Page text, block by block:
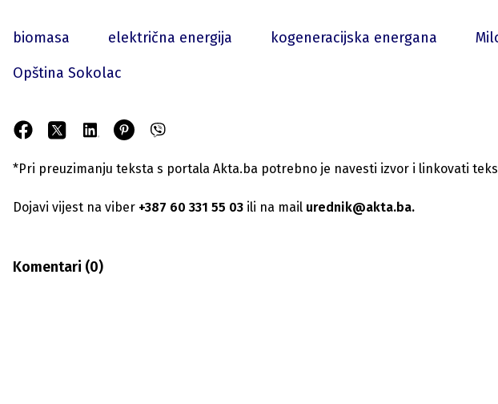
biomasa električna energija kogeneracijska energana
Opština Sokolac
*Pri preuzimanju teksta s portala Akta.ba potrebno je navesti izvor i linkovati
Dojavi vijest na viber +387 60 331 55 03 ili na mail urednik@akta.ba.
Komentari (0)